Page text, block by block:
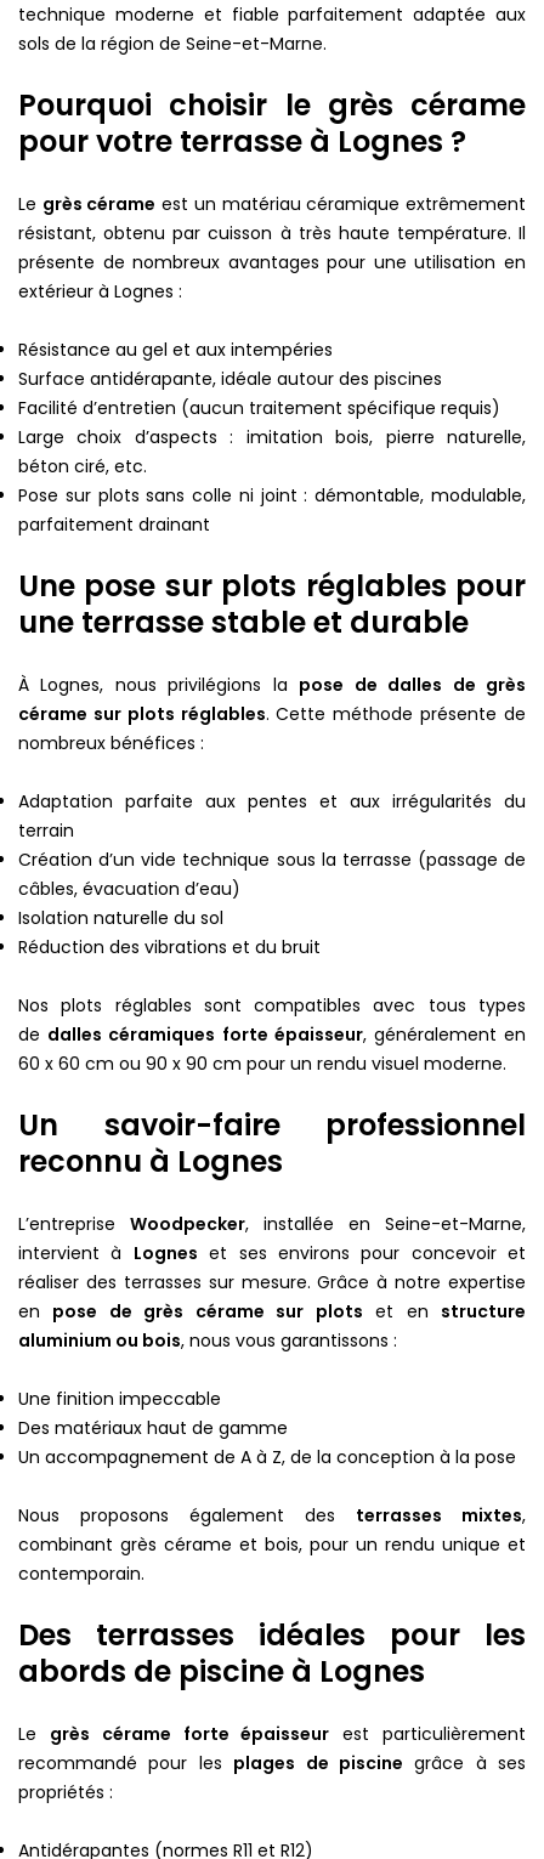
technique moderne et fiable parfaitement adaptée aux
sols de la région de Seine-et-Marne.
Pourquoi choisir le grès cérame
pour votre terrasse à Lognes ?
Le grès cérame est un matériau céramique extrêmement
résistant, obtenu par cuisson à très haute température. Il
présente de nombreux avantages pour une utilisation en
extérieur à Lognes :
Résistance au gel et aux intempéries
Surface antidérapante, idéale autour des piscines
Facilité d’entretien (aucun traitement spécifique requis)
Large choix d’aspects : imitation bois, pierre naturelle,
béton ciré, etc.
Pose sur plots sans colle ni joint : démontable, modulable,
parfaitement drainant
Une pose sur plots réglables pour
une terrasse stable et durable
À Lognes, nous privilégions la pose de dalles de grès
cérame sur plots réglables. Cette méthode présente de
nombreux bénéfices :
Adaptation parfaite aux pentes et aux irrégularités du
terrain
Création d’un vide technique sous la terrasse (passage de
câbles, évacuation d’eau)
Isolation naturelle du sol
Réduction des vibrations et du bruit
Nos plots réglables sont compatibles avec tous types
de dalles céramiques forte épaisseur, généralement en
60 x 60 cm ou 90 x 90 cm pour un rendu visuel moderne.
Un savoir-faire professionnel
reconnu à Lognes
L’entreprise Woodpecker, installée en Seine-et-Marne,
intervient à Lognes et ses environs pour concevoir et
réaliser des terrasses sur mesure. Grâce à notre expertise
en pose de grès cérame sur plots et en structure
aluminium ou bois, nous vous garantissons :
Une finition impeccable
Des matériaux haut de gamme
Un accompagnement de A à Z, de la conception à la pose
Nous proposons également des terrasses mixtes,
combinant grès cérame et bois, pour un rendu unique et
contemporain.
Des terrasses idéales pour les
abords de piscine à Lognes
Le grès cérame forte épaisseur est particulièrement
recommandé pour les plages de piscine grâce à ses
propriétés :
Antidérapantes (normes R11 et R12)